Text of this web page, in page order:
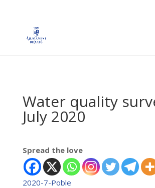
Water quality
July 2020
Spread the love
2020-7-Poble